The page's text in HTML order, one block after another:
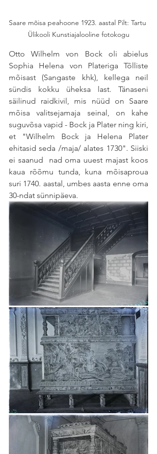
Saare mõisa peahoone 1923. aastal Pilt: Tartu
Ülikooli Kunstiajalooline fotokogu
Otto Wilhelm von Bock oli abielus
Sophia Helena von Plateriga Tõlliste
mõisast (Sangaste khk), kellega neil
sündis kokku üheksa last. Tänaseni
säilinud raidkivil, mis nüüd on Saare
mõisa valitsejamaja seinal, on kahe
suguvõsa vapid - Bock ja Plater ning kiri,
et "Wilhelm Bock ja Helena Plater
ehitasid seda /maja/ alates 1730". Siiski
ei saanud  nad oma uuest majast koos
kaua rõõmu tunda, kuna mõisaproua
suri 1740. aastal, umbes aasta enne oma
30-ndat sünnipäeva.